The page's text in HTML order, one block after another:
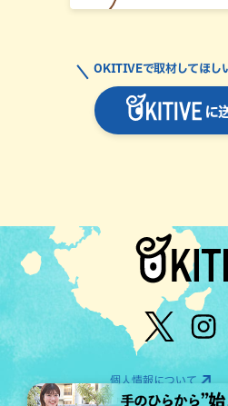
に
OKITIVEで取材してほし
個人情報について